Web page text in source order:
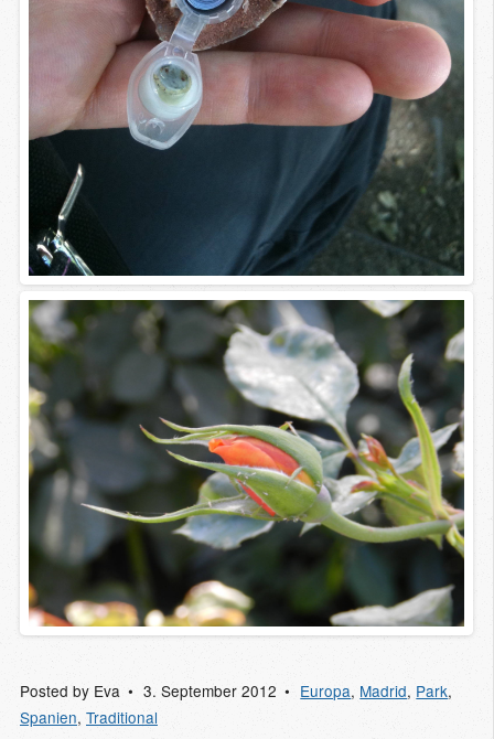
Posted by Eva 3. September 2012 Europa, Madrid, Park,
Spanien, Traditional